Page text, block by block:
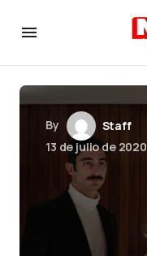
By
Staff
13 de julio de 2020